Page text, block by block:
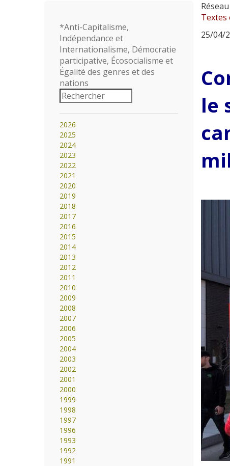
Textes
25/04/
le
*Anti-Capitalisme,
Indépendance et
Internationalisme, Démocratie
participative, Écosocialisme et
Égalité des genres et des
nations
2026
2025
2024
2023
2022
2021
2020
2019
2018
2017
2016
2015
2014
2013
2012
2011
2010
2009
2008
2007
2006
2005
2004
2003
2002
2001
2000
1999
1998
1997
1996
1993
1992
1991